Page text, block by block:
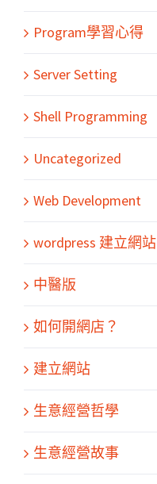
Program學習心得
Server Setting
Shell Programming
Uncategorized
Web Development
wordpress 建立網站
中醫版
如何開網店？
建立網站
生意經營哲學
生意經營故事